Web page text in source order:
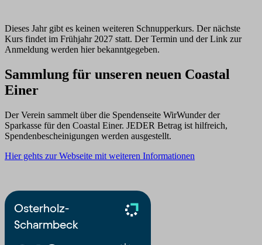
Dieses Jahr gibt es keinen weiteren Schnupperkurs. Der nächste
Kurs findet im Frühjahr 2027 statt. Der Termin und der Link zur
Anmeldung werden hier bekanntgegeben.
Sammlung für unseren neuen Coastal
Einer
Der Verein sammelt über die Spendenseite WirWunder der
Sparkasse für den Coastal Einer. JEDER Betrag ist hilfreich,
Spendenbescheinigungen werden ausgestellt.
Hier gehts zur Webseite mit weiteren Informationen
Osterholz-
Scharmbeck